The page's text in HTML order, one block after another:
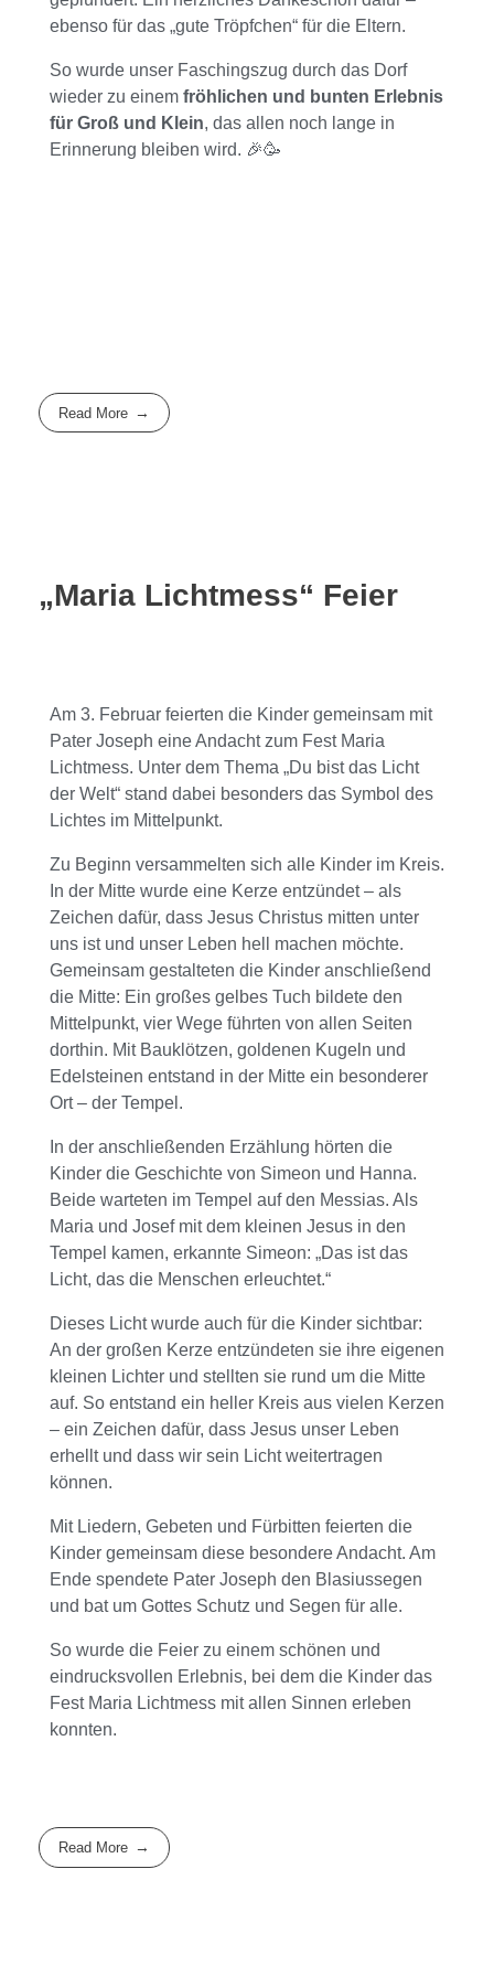
ebenso für das „gute Tröpfchen“ für die Eltern.
So wurde unser Faschingszug durch das Dorf
wieder zu einem fröhlichen und bunten Erlebnis
für Groß und Klein, das allen noch lange in
Erinnerung bleiben wird. 🎉🥳
Read More
„Maria Lichtmess“ Feier
Am 3. Februar feierten die Kinder gemeinsam mit
Pater Joseph eine Andacht zum Fest Maria
Lichtmess. Unter dem Thema „Du bist das Licht
der Welt“ stand dabei besonders das Symbol des
Lichtes im Mittelpunkt.
Zu Beginn versammelten sich alle Kinder im Kreis.
In der Mitte wurde eine Kerze entzündet – als
Zeichen dafür, dass Jesus Christus mitten unter
uns ist und unser Leben hell machen möchte.
Gemeinsam gestalteten die Kinder anschließend
die Mitte: Ein großes gelbes Tuch bildete den
Mittelpunkt, vier Wege führten von allen Seiten
dorthin. Mit Bauklötzen, goldenen Kugeln und
Edelsteinen entstand in der Mitte ein besonderer
Ort – der Tempel.
In der anschließenden Erzählung hörten die
Kinder die Geschichte von Simeon und Hanna.
Beide warteten im Tempel auf den Messias. Als
Maria und Josef mit dem kleinen Jesus in den
Tempel kamen, erkannte Simeon: „Das ist das
Licht, das die Menschen erleuchtet.“
Dieses Licht wurde auch für die Kinder sichtbar:
An der großen Kerze entzündeten sie ihre eigenen
kleinen Lichter und stellten sie rund um die Mitte
auf. So entstand ein heller Kreis aus vielen Kerzen
– ein Zeichen dafür, dass Jesus unser Leben
erhellt und dass wir sein Licht weitertragen
können.
Mit Liedern, Gebeten und Fürbitten feierten die
Kinder gemeinsam diese besondere Andacht. Am
Ende spendete Pater Joseph den Blasiussegen
und bat um Gottes Schutz und Segen für alle.
So wurde die Feier zu einem schönen und
eindrucksvollen Erlebnis, bei dem die Kinder das
Fest Maria Lichtmess mit allen Sinnen erleben
konnten.
Read More